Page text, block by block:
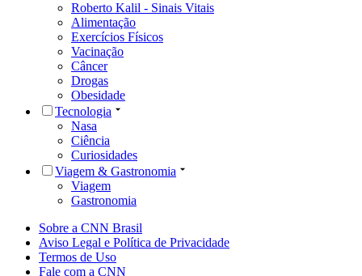
Roberto Kalil - Sinais Vitais
Alimentação
Exercícios Físicos
Vacinação
Câncer
Drogas
Obesidade
Tecnologia
Nasa
Ciência
Curiosidades
Viagem & Gastronomia
Viagem
Gastronomia
Sobre a CNN Brasil
Aviso Legal e Política de Privacidade
Termos de Uso
Fale com a CNN